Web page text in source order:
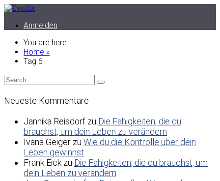
Anmelden
You are here:
Home »
Tag 6
Neueste Kommentare
Jannika Reisdorf zu Die Fähigkeiten, die du
brauchst, um dein Leben zu verändern
Ivana Geiger zu Wie du die Kontrolle über dein
Leben gewinnst
Frank Eick zu Die Fähigkeiten, die du brauchst, um
dein Leben zu verändern